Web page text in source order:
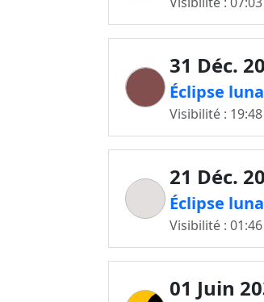
31 Déc.
Éclipse
Visibilité :
21 Déc.
Éclipse
Visibilité :
01 Juin